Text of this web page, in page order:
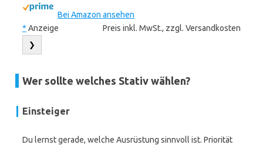
Bei Amazon ansehen
* Anzeige Preis inkl. MwSt., zzgl. Versandkosten
❯
Wer sollte welches Stativ wählen?
Einsteiger
Du lernst gerade, welche Ausrüstung sinnvoll ist. Priorität